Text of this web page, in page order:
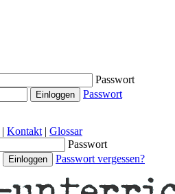
Passwort
Passwort
| Kontakt | Glossar
Passwort
Passwort vergessen?